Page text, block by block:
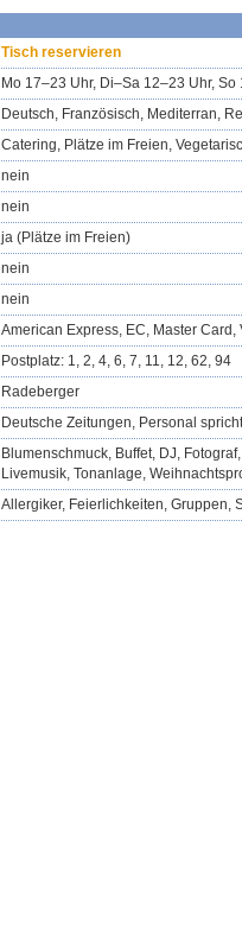
Tisch reservieren
Mo 17–23 Uhr, Di–Sa 12–23 Uhr, So
Deutsch, Französisch, Mediterran,
Catering, Plätze im Freien,
nein
nein
ja (Plätze im Freien)
nein
nein
American Express, EC, Master Card,
Postplatz: 1, 2, 4, 6, 7, 11, 12, 62, 94
Radeberger
Deutsche Zeitungen, Personal
Blumenschmuck, Buffet, DJ,
Livemusik, Tonanlage,
Allergiker, Feierlichkeiten, Gruppen,